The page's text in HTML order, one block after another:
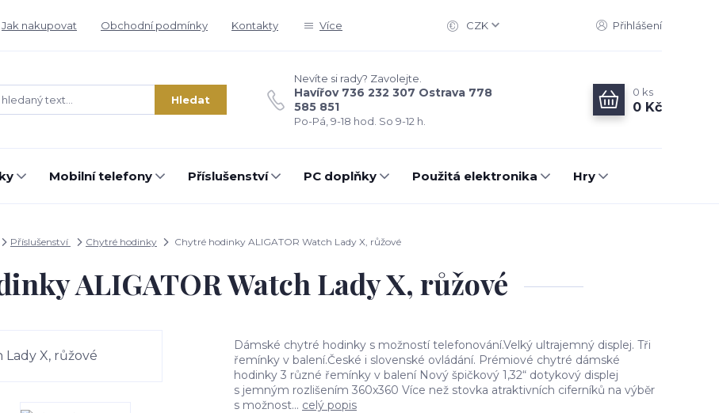
Jak nakupovat Obchodní podmínky Kontakty Více CZK Přihlášení
Hledat
Nevíte si rady? Zavolejte.
Havířov 736 232 307 Ostrava 778
585 851
Po-Pá, 9-18 hod. So 9-12 h.
0 ks
0 Kč
Mobilní telefony Příslušenství PC doplňky Použitá elektronika Hry
Příslušenství Chytré hodinky Chytré hodinky ALIGATOR Watch Lady X, růžové
ALIGATOR Watch Lady X, růžové
Dámské chytré hodinky s možností telefonování.Velký ultrajemný displej. Tři
řemínky v balení.České i slovenské ovládání. Prémiové chytré dámské
hodinky 3 různé řemínky v balení Nový špičkový 1,32“ dotykový displej
s jemným rozlišením 360x360 Více než stovka atraktivních ciferníků na výběr
s možnost... celý popis